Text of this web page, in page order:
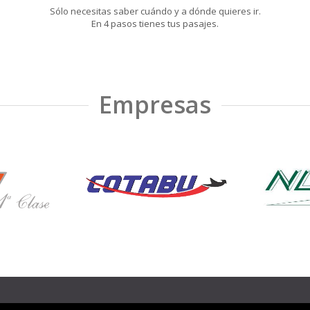
Sólo necesitas saber cuándo y a dónde quieres ir.
En 4 pasos tienes tus pasajes.
Empresas